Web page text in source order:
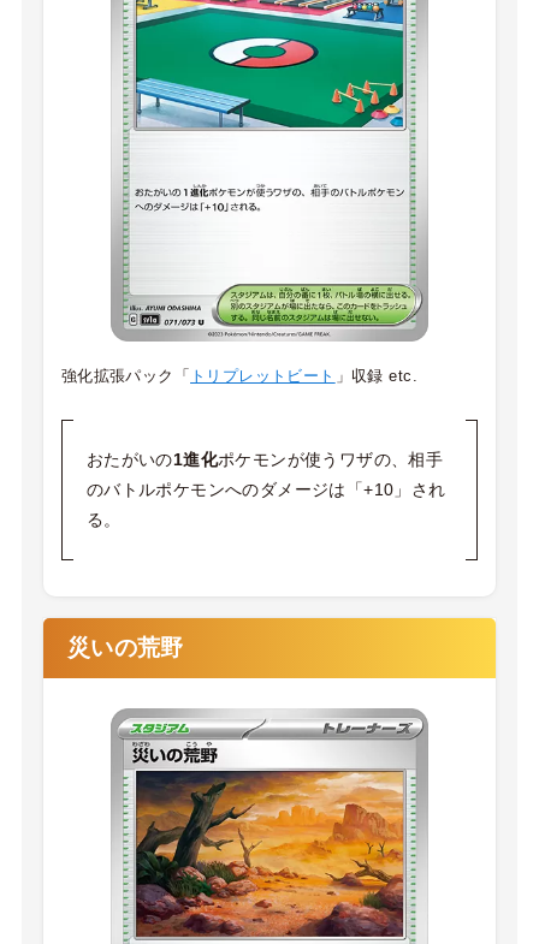
強化拡張パック「 トリプレットビート 」収録 etc.
おたがいの1進化ポケモンが使うワザの、相手
のバトルポケモンへのダメージは「+10」され
る。
災いの荒野